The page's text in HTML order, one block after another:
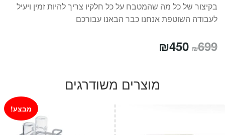
בקיצור של כל מה שהמטבח על כל חלקיו צריך להיות זמין ויעיל
לעבודה השוטפת אנחנו כבר הבאנו עבורכם
₪699 המחיר
₪450
הוא:
מוצרים משודרגים
מבצע!